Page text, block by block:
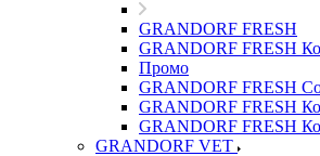
GRANDORF FRESH
GRANDORF FRESH
Промо
GRANDORF FRESH
GRANDORF FRESH
GRANDORF FRESH
GRANDORF VET